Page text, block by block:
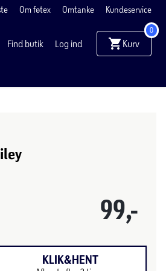
Om føtex Omtanke Kundeservice
Find butik Log ind Kurv
0
99,-
KLIK&HENT